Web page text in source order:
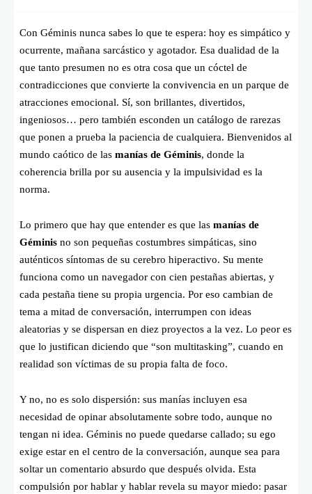
Con Géminis nunca sabes lo que te espera: hoy es simpático y
ocurrente, mañana sarcástico y agotador. Esa dualidad de la
que tanto presumen no es otra cosa que un cóctel de
contradicciones que convierte la convivencia en un parque de
atracciones emocional. Sí, son brillantes, divertidos,
ingeniosos… pero también esconden un catálogo de rarezas
que ponen a prueba la paciencia de cualquiera. Bienvenidos al
mundo caótico de las manías de Géminis, donde la
coherencia brilla por su ausencia y la impulsividad es la
norma.
Lo primero que hay que entender es que las manías de
Géminis no son pequeñas costumbres simpáticas, sino
auténticos síntomas de su cerebro hiperactivo. Su mente
funciona como un navegador con cien pestañas abiertas, y
cada pestaña tiene su propia urgencia. Por eso cambian de
tema a mitad de conversación, interrumpen con ideas
aleatorias y se dispersan en diez proyectos a la vez. Lo peor es
que lo justifican diciendo que “son multitasking”, cuando en
realidad son víctimas de su propia falta de foco.
Y no, no es solo dispersión: sus manías incluyen esa
necesidad de opinar absolutamente sobre todo, aunque no
tengan ni idea. Géminis no puede quedarse callado; su ego
exige estar en el centro de la conversación, aunque sea para
soltar un comentario absurdo que después olvida. Esta
compulsión por hablar y hablar revela su mayor miedo: pasar